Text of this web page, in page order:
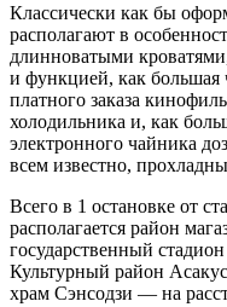
Классически как бы
располагают в
длинноватыми
и функцией, как большая
платного заказа
холодильника и, как
электронного чайника
всем известно,
Всего в 1 остановке от
располагается район
государственный
Культурный район
храм Сэнсодзи — на